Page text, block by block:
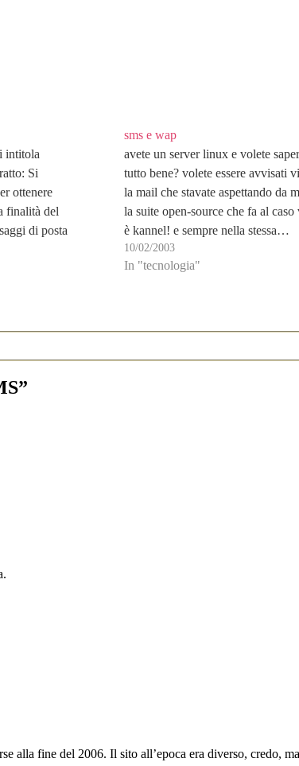
intitola
Si
ottenere
finalità del
di posta
autentici .
sms e wap
avete un server linux e volete
tutto bene? volete essere avvisati
la mail che stavate aspettando da
la suite open-source che fa al
è kannel! e sempre nella stessa…
10/02/2003
In "tecnologia"
alla fine del 2006. Il sito all’epoca era diverso, credo,